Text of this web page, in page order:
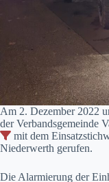
Am 2. Dezember 2022
der Verbandsgemeinde
mit dem
Niederwerth gerufen.
Die Alarmierung der